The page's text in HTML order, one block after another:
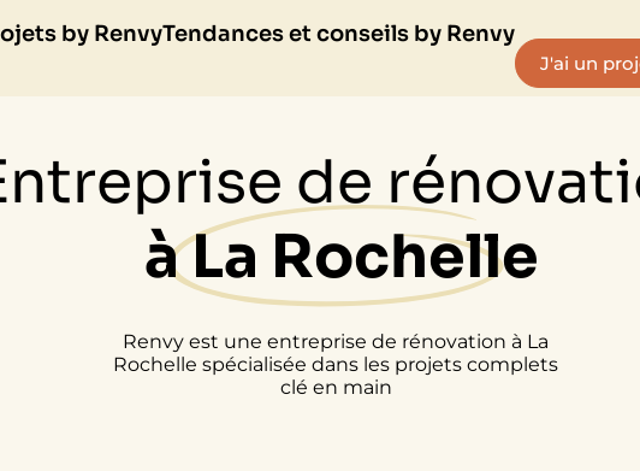
by RenvyTendances et conseils by Renvy
J'ai un
de
à La Rochelle
Renvy est une entreprise de rénovation à La
Rochelle spécialisée dans les projets complets
clé en main